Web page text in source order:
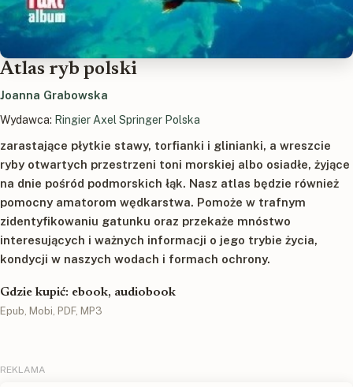
Atlas ryb polski
Joanna Grabowska
Wydawca: Ringier Axel Springer Polska
zarastające płytkie stawy, torfianki i glinianki, a wreszcie
ryby otwartych przestrzeni toni morskiej albo osiadłe, żyjące
na dnie pośród podmorskich łąk. Nasz atlas będzie również
pomocny amatorom wędkarstwa. Pomoże w trafnym
zidentyfikowaniu gatunku oraz przekaże mnóstwo
interesujących i ważnych informacji o jego trybie życia,
kondycji w naszych wodach i formach ochrony.
Gdzie kupić: ebook, audiobook
Epub, Mobi, PDF, MP3